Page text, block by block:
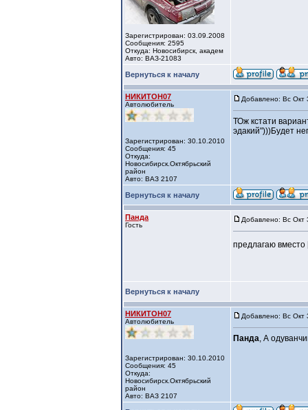
Зарегистрирован: 03.09.2008
Сообщения: 2595
Откуда: Новосибирск, академ
Авто: ВАЗ-21083
Вернуться к началу
НИКИТОН07
Автолюбитель
Зарегистрирован: 30.10.2010
Сообщения: 45
Откуда:
Новосибирск.Октябрьский
район
Авто: ВАЗ 2107
Добавлено: Вс Окт
ТОж кстати
эдакий")))Будет
Вернуться к началу
Панда
Гость
Добавлено: Вс Окт
предлагаю
Вернуться к началу
НИКИТОН07
Автолюбитель
Зарегистрирован: 30.10.2010
Сообщения: 45
Откуда:
Новосибирск.Октябрьский
район
Авто: ВАЗ 2107
Добавлено: Вс Окт
Панда, А